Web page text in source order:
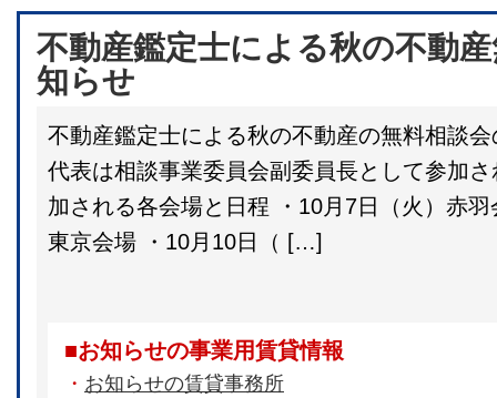
不動産鑑定士による秋の不動
知らせ
不動産鑑定士による秋の不動産の無料相談
代表は相談事業委員会副委員長として参加
加される各会場と日程 ・10月7日（火）赤
東京会場 ・10月10日（ […]
■お知らせの事業用賃貸情報
・ お知らせの賃貸事務所